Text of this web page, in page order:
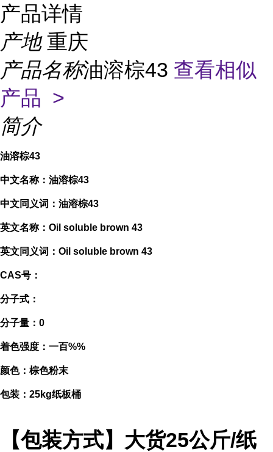
产品详情
产地 重庆
产品名称油溶棕43 查看相似
产品 >
简介
油溶棕43
中文名称：油溶棕43
中文同义词：油溶棕43
英文名称：Oil soluble brown 43
英文同义词：Oil soluble brown 43
CAS号：
分子式：
分子量：0
着色强度：一百%%
颜色：棕色粉末
包装：25kg纸板桶
【包装方式】大货25公斤/纸